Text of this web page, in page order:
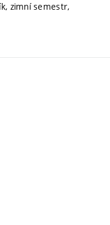
zimní semestr,